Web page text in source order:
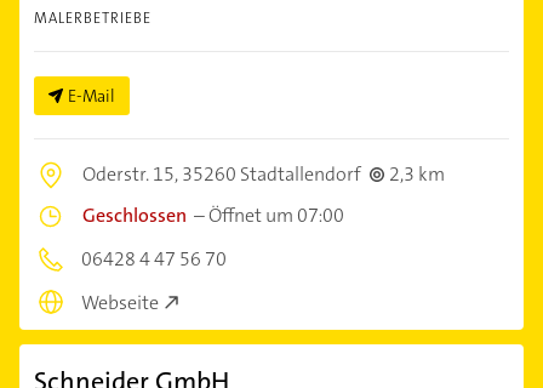
MALERBETRIEBE
E-Mail
Oderstr. 15,35260 Stadtallendorf
2,3 km
Geschlossen –Öffnet um 07:00
06428 4 47 56 70
Webseite